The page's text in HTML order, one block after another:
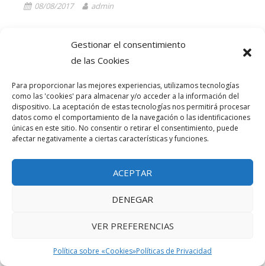
Gestionar el consentimiento
de las Cookies
Para proporcionar las mejores experiencias, utilizamos tecnologías
como las 'cookies' para almacenar y/o acceder a la información del
dispositivo. La aceptación de estas tecnologías nos permitirá procesar
datos como el comportamiento de la navegación o las identificaciones
únicas en este sitio. No consentir o retirar el consentimiento, puede
afectar negativamente a ciertas características y funciones.
ACEPTAR
DENEGAR
VER PREFERENCIAS
Política sobre «Cookies»Políticas de Privacidad
08/08/2017 admin
"COOKIES"|POLÍTICAS DE PRIVACIDAD|CONTACTO